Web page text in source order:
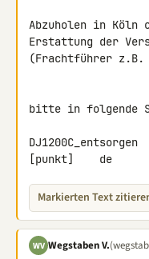
Abzuholen in Köln
Erstattung der
(Frachtführer z.B.
bitte in folgende
Markierten Text
WV Wegstaben V.